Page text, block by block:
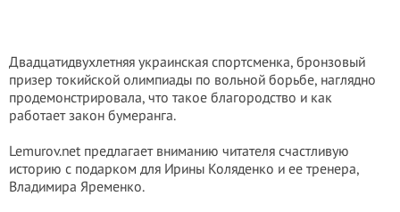
Двадцатидвухлетняя украинская спортсменка, бронзовый
призер токийской олимпиады по вольной борьбе, наглядно
продемонстрировала, что такое благородство и как
работает закон бумеранга.
Lemurov.net предлагает вниманию читателя счастливую
историю с подарком для Ирины Коляденко и ее тренера,
Владимира Яременко.